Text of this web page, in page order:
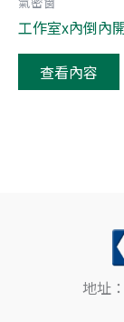
工作室x內倒內
查看內容
地址